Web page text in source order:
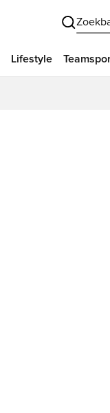
Lifestyle